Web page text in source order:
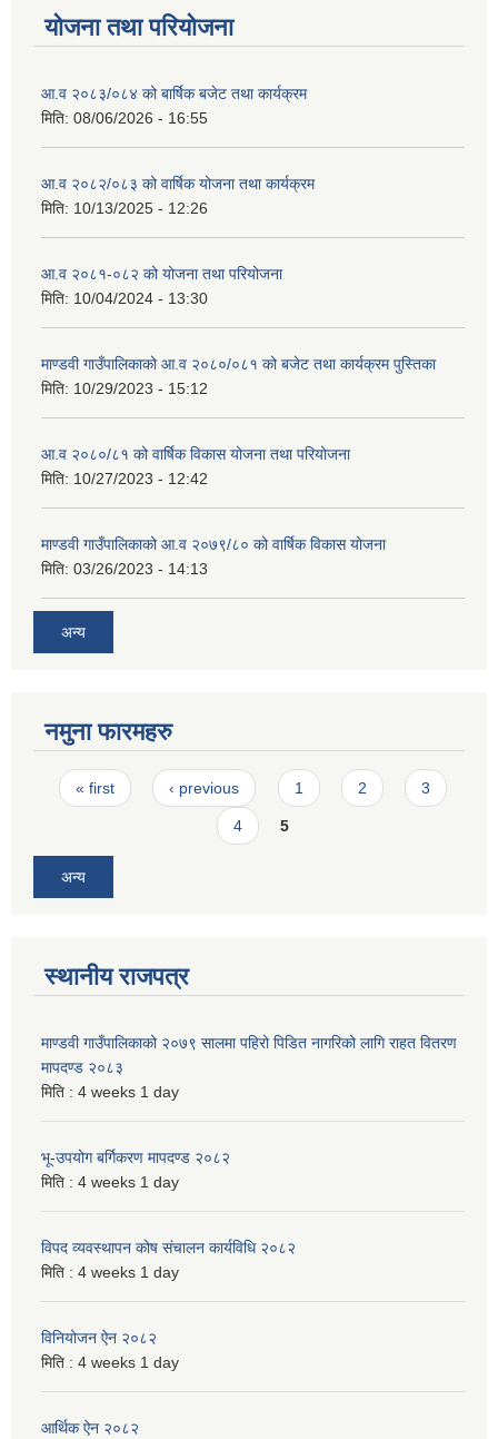
योजना तथा परियोजना
आ.व २०८३/०८४ को बार्षिक बजेट तथा कार्यक्रम
मिति: 08/06/2026 - 16:55
आ.व २०८२/०८३ को वार्षिक योजना तथा कार्यक्रम
मिति: 10/13/2025 - 12:26
आ.व २०८१-०८२ को योजना तथा परियोजना
मिति: 10/04/2024 - 13:30
माण्डवी गाउँपालिकाको आ.व २०८०/०८१ को बजेट तथा कार्यक्रम पुस्तिका
मिति: 10/29/2023 - 15:12
आ.व २०८०/८१ को वार्षिक विकास योजना तथा परियोजना
मिति: 10/27/2023 - 12:42
माण्डवी गाउँपालिकाको आ.व २०७९/८० को वार्षिक विकास योजना
मिति: 03/26/2023 - 14:13
अन्य
नमुना फारमहरु
Pages
« first ‹ previous 1 2 3
4 5
अन्य
स्थानीय राजपत्र
माण्डवी गाउँपालिकाको २०७९ सालमा पहिरो पिडित नागरिको लागि राहत वितरण
मापदण्ड २०८३
मिति : 4 weeks 1 day
भू-उपयोग बर्गिकरण मापदण्ड २०८२
मिति : 4 weeks 1 day
विपद व्यवस्थापन कोष संचालन कार्यविधि २०८२
मिति : 4 weeks 1 day
विनियोजन ऐन २०८२
मिति : 4 weeks 1 day
आर्थिक ऐन २०८२